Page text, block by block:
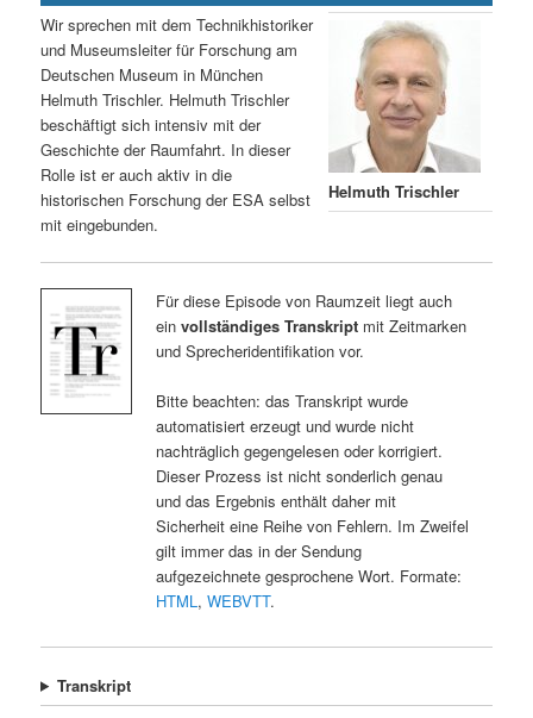
Helmuth Trischler
Wir sprechen mit dem Technikhistoriker
und Museumsleiter für Forschung am
Deutschen Museum in München
Helmuth Trischler. Helmuth Trischler
beschäftigt sich intensiv mit der
Geschichte der Raumfahrt. In dieser
Rolle ist er auch aktiv in die
historischen Forschung der ESA selbst
mit eingebunden.
Für diese Episode von Raumzeit liegt auch
ein vollständiges Transkriptmit Zeitmarken
und Sprecheridentifikation vor.
Bitte beachten: das Transkript wurde
automatisiert erzeugt und wurde nicht
nachträglich gegengelesen oder korrigiert.
Dieser Prozess ist nicht sonderlich genau
und das Ergebnis enthält daher mit
Sicherheit eine Reihe von Fehlern. Im Zweifel
gilt immer das in der Sendung
aufgezeichnete gesprochene Wort. Formate:
HTML, WEBVTT.
Transkript